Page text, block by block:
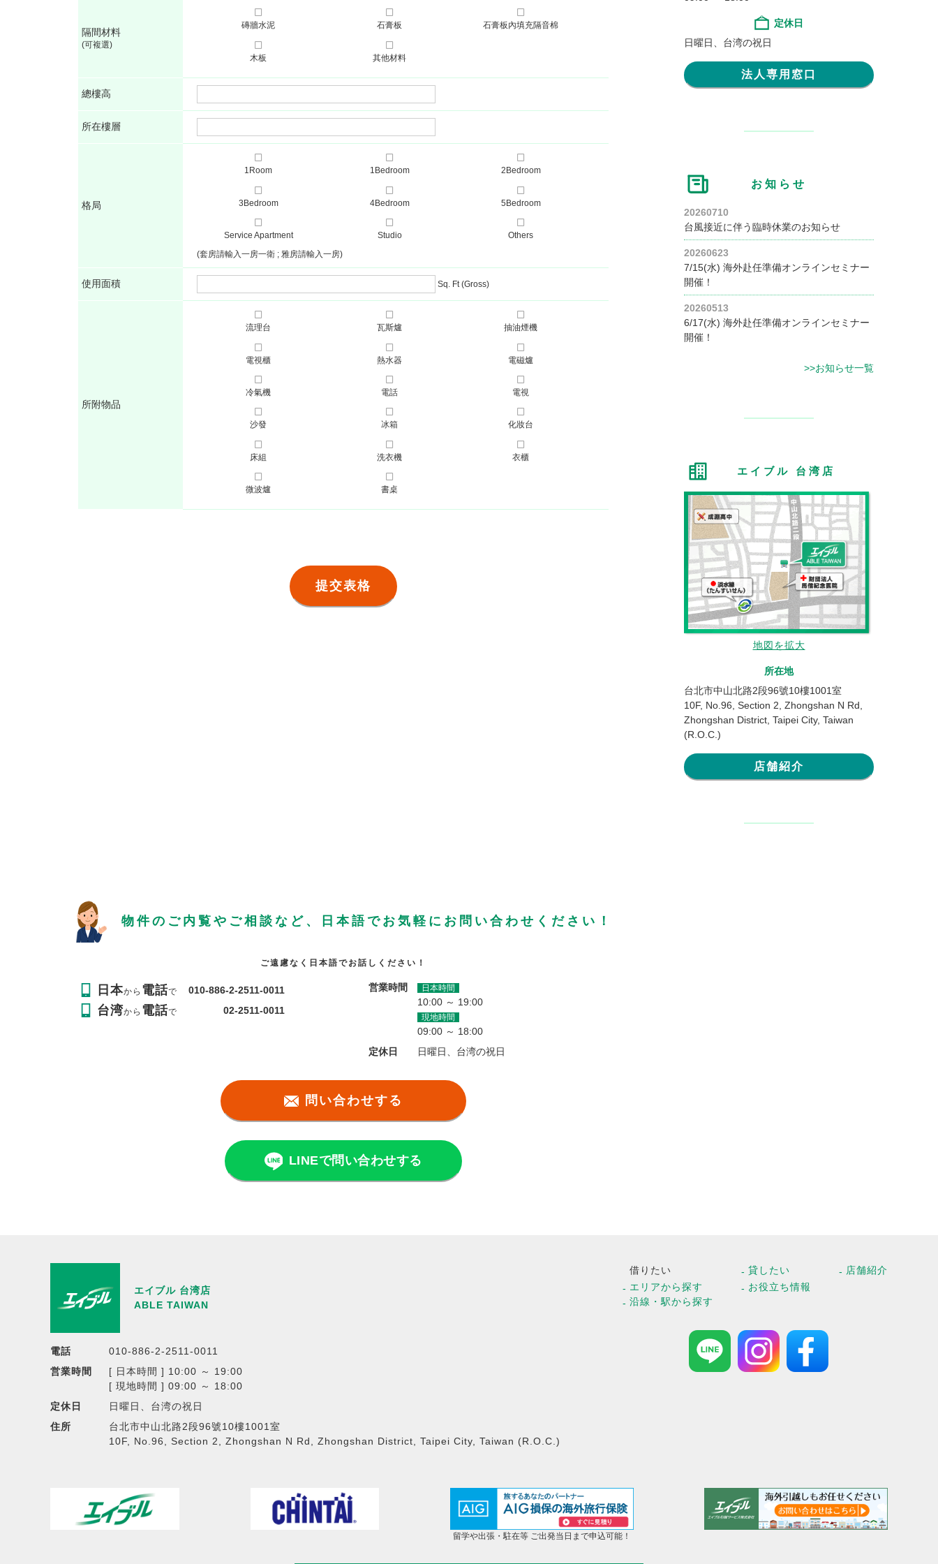
隔間材料
(可複選)
磚牆水泥 石膏板 石膏板內填充隔音棉
木板 其他材料
總樓高
所在樓層
格局
1Room 1Bedroom 2Bedroom
3Bedroom 4Bedroom 5Bedroom
Service Apartment Studio
Others
(套房請輸入一房一衛 ; 雅房請輸入一房)
使用面積 Sq. Ft (Gross)
所附物品
流理台 瓦斯爐 抽油煙機
電視櫃 熱水器 電磁爐
冷氣機 電話 電視
沙發 冰箱 化妝台
床組 洗衣機 衣櫃
微波爐 書桌
定休日
日曜日、台湾の祝日
法人専用窓口
お知らせ
20260710
台風接近に伴う臨時休業のお知らせ
20260623
7/15(水) 海外赴任準備オンラインセミナー
開催！
20260513
6/17(水) 海外赴任準備オンラインセミナー
開催！
>>お知らせ一覧
エイブル 台湾店
地図を拡大
所在地
台北市中山北路2段96號10樓1001室
10F, No.96, Section 2, Zhongshan N Rd,
Zhongshan District, Taipei City, Taiwan
(R.O.C.)
店舗紹介
物件のご内覧やご相談など、日本語でお気軽にお問い合わせください！
ご遠慮なく日本語でお話しください！
日本から 電話で 010-886-2-2511-0011
台湾から 電話で 02-2511-0011
営業時間 日本時間
10:00 ～ 19:00
現地時間
09:00 ～ 18:00
定休日
日曜日、台湾の祝日
問い合わせする
LINEで問い合わせする
エイブル 台湾店
ABLE TAIWAN
電話
010-886-2-2511-0011
営業時間
[ 日本時間 ] 10:00 ～ 19:00
[ 現地時間 ] 09:00 ～ 18:00
定休日
日曜日、台湾の祝日
住所
台北市中山北路2段96號10樓1001室
10F, No.96, Section 2, Zhongshan N Rd, Zhongshan District, Taipei City, Taiwan (R.O.C.)
借りたい
エリアから探す
沿線・駅から探す
貸したい
お役立ち情報
店舗紹介
留学や出張・駐在等 ご出発当日まで申込可能！